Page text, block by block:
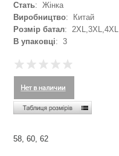
Стать: Жінка
Виробництво: Китай
Розмір батал: 2XL,3XL,4XL
В упаковці: 3
58, 60, 62